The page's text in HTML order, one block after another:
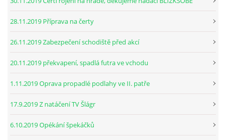
28.11.2019 Příprava na čerty
26.11.2019 Zabezpečení schodiště před akcí
20.11.2019 překvapení, spadlá futra ve vchodu
1.11.2019 Oprava propadlé podlahy ve II. patře
17.9.2019 Z natáčení TV Šlágr
6.10.2019 Opékání špekáčků